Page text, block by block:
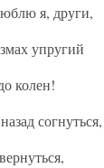
я, други,
упругий
колен!
согнуться,